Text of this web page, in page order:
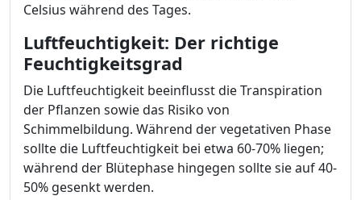
Celsius während des Tages.
Luftfeuchtigkeit: Der richtige
Feuchtigkeitsgrad
Die Luftfeuchtigkeit beeinflusst die Transpiration
der Pflanzen sowie das Risiko von
Schimmelbildung. Während der vegetativen Phase
sollte die Luftfeuchtigkeit bei etwa 60-70% liegen;
während der Blütephase hingegen sollte sie auf 40-
50% gesenkt werden.